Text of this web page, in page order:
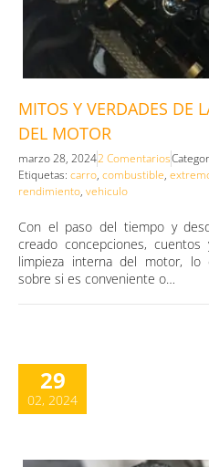
MITOS Y VERDADES DE
DEL MOTOR
marzo 28, 20242 Comentarios
Etiquetas: carro, combustible,
rendimiento, vehiculo
Con el paso del tiempo y
creado concepciones,
limpieza interna del motor, lo
sobre si es conveniente o…
29
02, 2024